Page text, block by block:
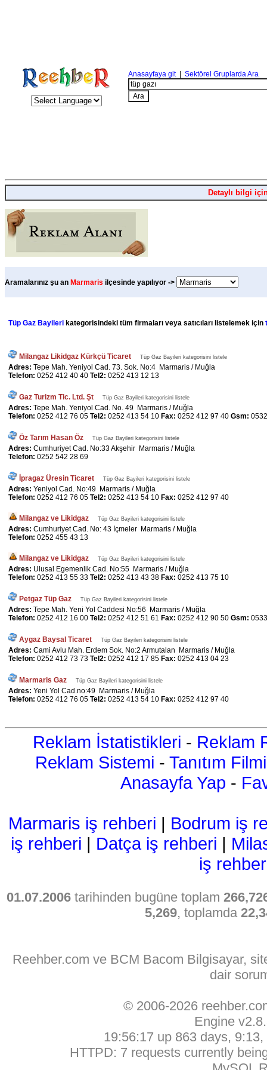
Anasayfaya git| Sektörel Gruplarda Ara
Detaylı bilgi
Aramalarınız şu an Marmaris ilçesinde yapılıyor ->
Tüp Gaz Bayileri kategorisindeki tüm firmaları veya satıcıları listelemek için
Milangaz Likidgaz Kürkçü Ticaret Tüp Gaz Bayileri kategorisini listele
Adres: Tepe Mah. Yeniyol Cad. 73. Sok. No:4 Marmaris / Muğla
Telefon: 0252 412 40 40 Tel2: 0252 413 12 13
Gaz Turizm Tic. Ltd. Şt Tüp Gaz Bayileri kategorisini listele
Adres: Tepe Mah. Yeniyol Cad. No. 49 Marmaris / Muğla
Telefon: 0252 412 76 05 Tel2: 0252 413 54 10 Fax: 0252 412 97 40 Gsm:
Öz Tarım Hasan Öz Tüp Gaz Bayileri kategorisini listele
Adres: Cumhuriyet Cad. No:33 Akşehir Marmaris / Muğla
Telefon: 0252 542 28 69
İpragaz Üresin Ticaret Tüp Gaz Bayileri kategorisini listele
Adres: Yeniyol Cad. No:49 Marmaris / Muğla
Telefon: 0252 412 76 05 Tel2: 0252 413 54 10 Fax: 0252 412 97 40
Milangaz ve Likidgaz Tüp Gaz Bayileri kategorisini listele
Adres: Cumhuriyet Cad. No: 43 İçmeler Marmaris / Muğla
Telefon: 0252 455 43 13
Milangaz ve Likidgaz Tüp Gaz Bayileri kategorisini listele
Adres: Ulusal Egemenlik Cad. No:55 Marmaris / Muğla
Telefon: 0252 413 55 33 Tel2: 0252 413 43 38 Fax: 0252 413 75 10
Petgaz Tüp Gaz Tüp Gaz Bayileri kategorisini listele
Adres: Tepe Mah. Yeni Yol Caddesi No:56 Marmaris / Muğla
Telefon: 0252 412 16 00 Tel2: 0252 412 51 61 Fax: 0252 412 90 50 Gsm:
Aygaz Baysal Ticaret Tüp Gaz Bayileri kategorisini listele
Adres: Cami Avlu Mah. Erdem Sok. No:2 Armutalan Marmaris / Muğla
Telefon: 0252 412 73 73 Tel2: 0252 412 17 85 Fax: 0252 413 04 23
Marmaris Gaz Tüp Gaz Bayileri kategorisini listele
Adres: Yeni Yol Cad.no:49 Marmaris / Muğla
Telefon: 0252 412 76 05 Tel2: 0252 413 54 10 Fax: 0252 412 97 40
Reklam İstatistikleri - Reklam
Reklam Sistemi - Tanıtım Filmi
Anasayfa Yap -
Marmaris iş rehberi | Bodrum iş
iş rehberi | Datça iş rehberi |
iş
01.07.2006 tarihinden bugüne toplam
5,269, toplamda
Reehber.com ve BCM Bacom Bilgisayar,
dair
© 2006-2026
Engine
19:56:17 up 863 days,
HTTPD: 7 requests currently